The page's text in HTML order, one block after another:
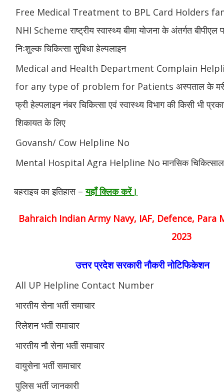
Free Medical Treatment to BPL Card Holders
NHI Scheme राष्ट्रीय स्वास्थ्य बीमा योजना के अंतर्गत बीपीएल
निःशुल्क चिकित्सा सुबिधा हेल्पलाइन
Medical and Health Department Complain
for any type of problem for Patients अस्पताल के
फ्री हेल्पलाइन नंबर चिकित्सा एवं स्वास्थ्य विभाग की किसी भी
शिकायत के लिए
Govansh/ Cow Helpline No
Mental Hospital Agra Helpline No मानसिक
बहराइच का इतिहास –यहाँ क्लिक करें।
Bahraich Indian Army Navy, IAF, Defence,
2023
उत्तर प्रदेश सरकारी नौकरी नोटिफिकेशन
All UP Helpline Contact Number
भारतीय सेना भर्ती समाचार
रिलेशन भर्ती समाचार
भारतीय नौ सेना भर्ती समाचार
वायुसेना भर्ती समाचार
पुलिस भर्ती जानकारी